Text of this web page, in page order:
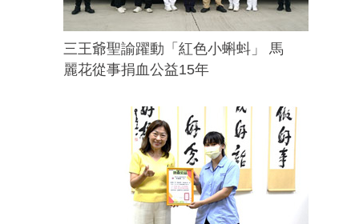
三王爺聖諭躍動「紅色小蝌蚪」 馬
麗花從事捐血公益15年